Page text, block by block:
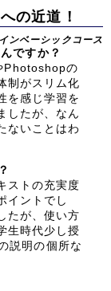
の近道！
ンベーシックコース
ですか？
Photoshopの
制がスリム化
を感じ学習を
したが、なん
ないことはわ
ストの充実度
イントでし
たが、使い方
生時代少し授
説明の個所な